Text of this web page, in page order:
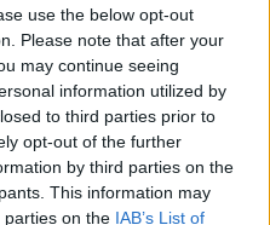
use the below opt-out
Please note that after your
may continue seeing
information utilized by
to third parties prior to
opt-out of the further
by third parties on the
This information may
parties on the IAB’s List of
Ferenc repülőtér
logisztikai bázis út- és
fejlesztése
víziközművekről?